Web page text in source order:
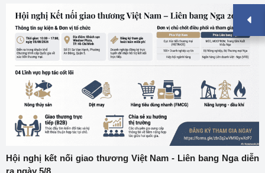
Hội nghị kết nối giao thương Việt Nam - Liên bang Nga diễn
ra ngày 5/8